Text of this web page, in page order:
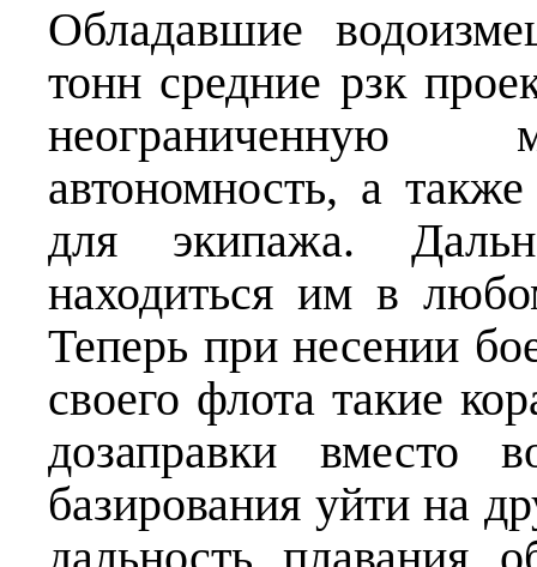
Обладавшие
тонн средние рзк
неограниченную
автономность, а
для экипажа.
находиться им в
Теперь при несении
своего флота такие
дозаправки вместо
базирования уйти на